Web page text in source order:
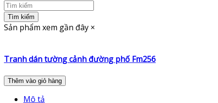
Tìm kiếm
Sản phẩm xem gần đây ×
Tranh dán tường cảnh đường phố Fm256
Thêm vào giỏ hàng
Mô tả